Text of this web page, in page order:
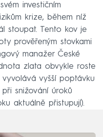
investičním
krize, během níž
stoupat. Tento kov je
prověřeným stovkami
manažer České
zlata obvykle roste
vyšší poptávku
snižování úroků
aktuálně přistupují).